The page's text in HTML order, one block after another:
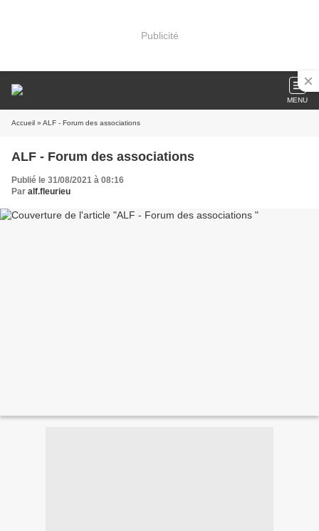
Publicité
MENU
Accueil » ALF - Forum des associations
ALF - Forum des associations
Publié le 31/08/2021 à 08:16
Par alf.fleurieu